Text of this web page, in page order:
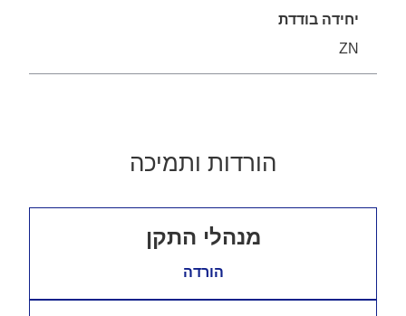
יחידה בודדת
ZN
הורדות ותמיכה
מנהלי התקן
הורדה